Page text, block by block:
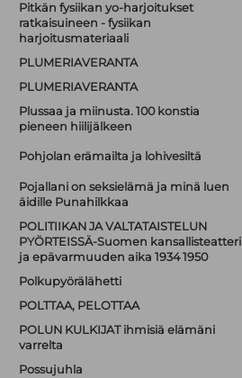
Pitkän fysiikan yo-harjoitukset
ratkaisuineen - fysiikan
harjoitusmateriaali
PLUMERIAVERANTA
PLUMERIAVERANTA
Plussaa ja miinusta. 100 konstia
pieneen hiilijälkeen
Pohjolan erämailta ja lohivesiltä
Pojallani on seksielämä ja minä luen
äidille Punahilkkaa
POLITIIKAN JA VALTATAISTELUN
PYÖRTEISSÄ-Suomen kansallisteatteri
ja epävarmuuden aika 1934 1950
Polkupyörälähetti
POLTTAA, PELOTTAA
POLUN KULKIJAT ihmisiä elämäni
varrelta
Possujuhla